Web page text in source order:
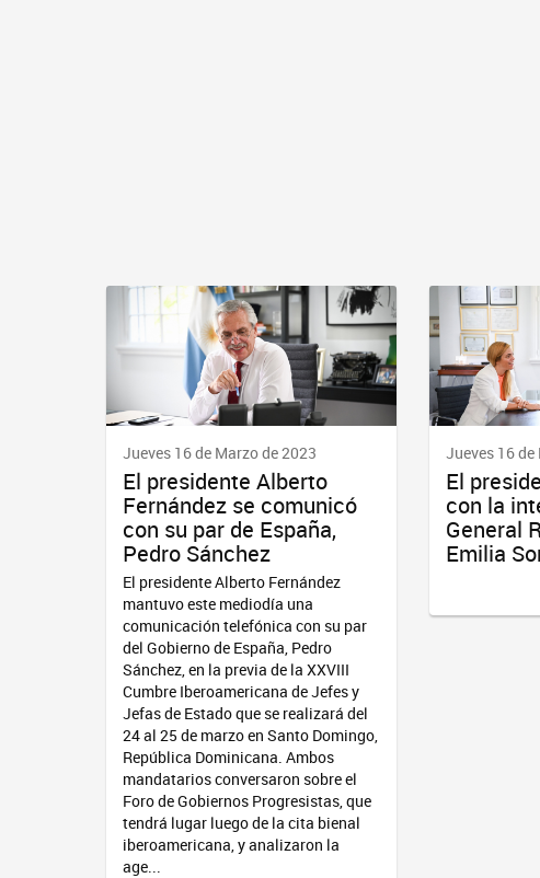
Jueves 16 de Marzo de 2023
El presidente Alberto
Fernández se comunicó
con su par de España,
Pedro Sánchez
El presidente Alberto Fernández
mantuvo este mediodía una
comunicación telefónica con su par
del Gobierno de España, Pedro
Sánchez, en la previa de la XXVIII
Cumbre Iberoamericana de Jefes y
Jefas de Estado que se realizará del
24 al 25 de marzo en Santo Domingo,
República Dominicana. Ambos
mandatarios conversaron sobre el
Foro de Gobiernos Progresistas, que
tendrá lugar luego de la cita bienal
iberoamericana, y analizaron la
age...
Jueves 16
El
con la
General
Emilia